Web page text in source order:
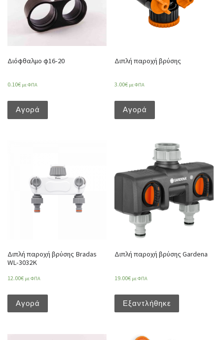
Διόφθαλμο φ16-20
0.10€ με ΦΠΑ
Αγορά
Διπλή παροχή βρύσης
3.00€ με ΦΠΑ
Αγορά
Διπλή παροχή βρύσης Bradas
WL-3032K
12.00€ με ΦΠΑ
Αγορά
Διπλή παροχή βρύσης Gardena
19.00€ με ΦΠΑ
Εξαντλήθηκε